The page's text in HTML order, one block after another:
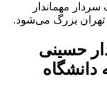
مهماندار
تهران بزرگ می‌شود.
حسینی